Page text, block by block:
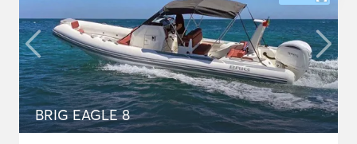
BRIG EAGLE 8